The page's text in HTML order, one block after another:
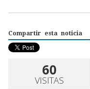
Compartir esta noticia
60
VISITAS